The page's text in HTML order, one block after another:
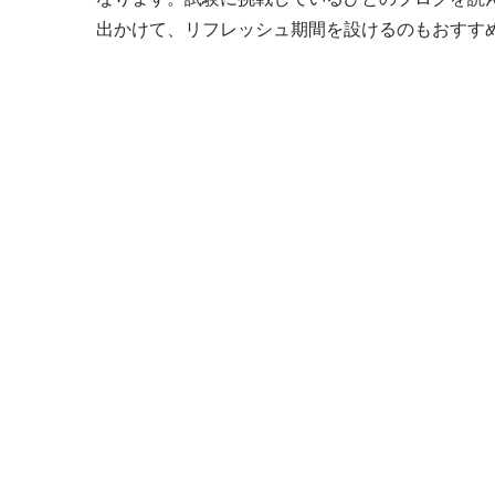
出かけて、リフレッシュ期間を設けるのもおすす